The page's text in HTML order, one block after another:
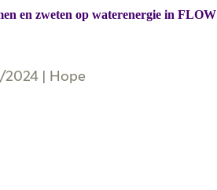
en zweten op waterenergie in FLOW
2024| Hope